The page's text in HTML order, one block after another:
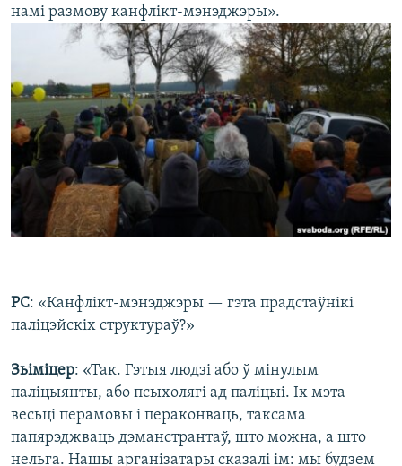
намі размову канфлікт-мэнэджэры».
РС: «Канфлікт-мэнэджэры — гэта прадстаўнікі
паліцэйскіх структураў?»
Зьіміцер: «Так. Гэтыя людзі або ў мінулым
паліцыянты, або псыхолягі ад паліцыі. Іх мэта —
весьці перамовы і пераконваць, таксама
папярэджваць дэманстрантаў, што можна, а што
нельга. Нашы арганізатары сказалі ім: мы будзем